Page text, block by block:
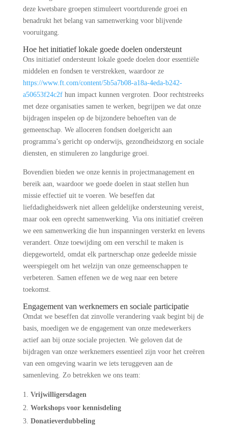
deze kwetsbare groepen stimuleert voortdurende groei en
benadrukt het belang van samenwerking voor blijvende
vooruitgang.
Hoe het initiatief lokale goede doelen ondersteunt
Ons initiatief ondersteunt lokale goede doelen door essentiële
middelen en fondsen te verstrekken, waardoor ze
https://www.ft.com/content/5b5a7b08-a18a-4eda-b242-
a50653f24c2fhun impact kunnen vergroten. Door rechtstreeks
met deze organisaties samen te werken, begrijpen we dat onze
bijdragen inspelen op de bijzondere behoeften van de
gemeenschap. We alloceren fondsen doelgericht aan
programma’s gericht op onderwijs, gezondheidszorg en sociale
diensten, en stimuleren zo langdurige groei.
Bovendien bieden we onze kennis in projectmanagement en
bereik aan, waardoor we goede doelen in staat stellen hun
missie effectief uit te voeren. We beseffen dat
liefdadigheidswerk niet alleen geldelijke ondersteuning vereist,
maar ook een oprecht samenwerking. Via ons initiatief creëren
we een samenwerking die hun inspanningen versterkt en levens
verandert. Onze toewijding om een verschil te maken is
diepgeworteld, omdat elk partnerschap onze gedeelde missie
weerspiegelt om het welzijn van onze gemeenschappen te
verbeteren. Samen effenen we de weg naar een betere
toekomst.
Engagement van werknemers en sociale participatie
Omdat we beseffen dat zinvolle verandering vaak begint bij de
basis, moedigen we de engagement van onze medewerkers
actief aan bij onze sociale projecten. We geloven dat de
bijdragen van onze werknemers essentieel zijn voor het creëren
van een omgeving waarin we iets teruggeven aan de
samenleving. Zo betrekken we ons team:
Vrijwilligersdagen
Workshops voor kennisdeling
Donatieverdubbeling